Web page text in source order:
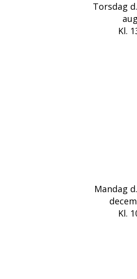
Torsdag
Kl.
Mandag
Kl.